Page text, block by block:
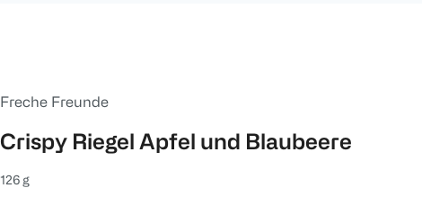
Freche Freunde
Crispy Riegel Apfel und Blaubeere
126 g